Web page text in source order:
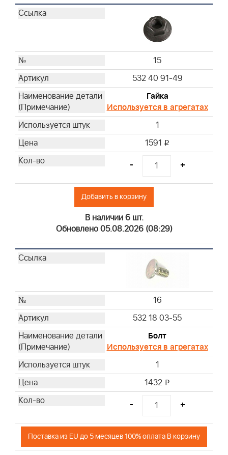
15
532 40 91-49
Гайка
Используется в агрегатах
1
1591 i
- +
Добавить в корзину
В наличии 6 шт.
Обновлено 05.08.2026 (08:29)
16
532 18 03-55
Болт
Используется в агрегатах
1
1432 i
- +
Поставка из EU до 5 месяцев 100% оплата В корзину